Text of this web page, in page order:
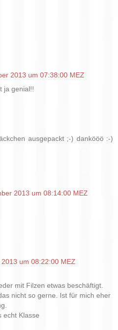
2013 um 07:38:00 MEZ
ja genial!!
ausgepackt ;-) dankööö :-)
2013 um 08:14:00 MEZ
um 08:22:00 MEZ
mit Filzen etwas beschäftigt.
nicht so gerne. Ist für mich eher
echt Klasse